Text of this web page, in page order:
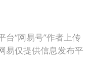
台“网易号”作者上传
易仅提供信息发布平